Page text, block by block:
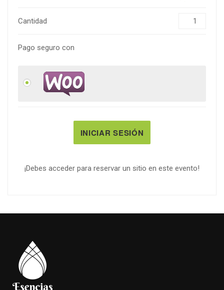
Cantidad
Pago seguro con
INICIAR SESIÓN
¡Debes acceder para reservar un sitio en este evento!